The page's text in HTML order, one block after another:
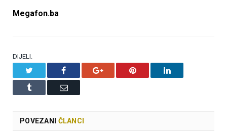
Megafon.ba
DIJELI.
Facebook Google+ Pinterest LinkedIn
Tumblr Email
POVEZANI ČLANCI